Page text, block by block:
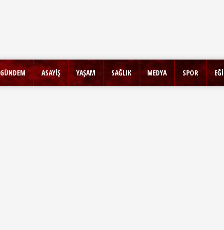
GÜNDEM ASAYİŞ YAŞAM SAĞLIK MEDYA SPOR